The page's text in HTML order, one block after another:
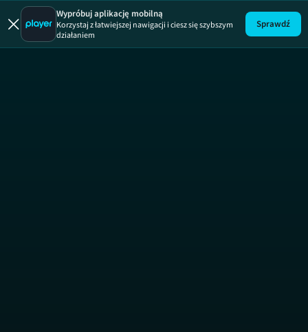
Wypróbuj aplikację mobilną
Korzystaj z łatwiejszej nawigacji i ciesz się szybszym
działaniem
Sprawdź